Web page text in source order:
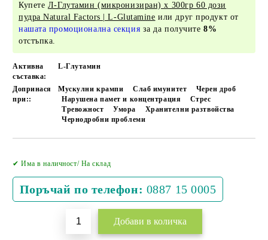
Купете Л-Глутамин (микронизиран) х 300гр 60 дози
пудра Natural Factors | L-Glutamine или друг продукт от
нашата промоционална секция за да получите8%
отстъпка.
Активна
съставка:
L-Глутамин
Допринася
при::
Мускулни крампи Слаб имунитет
Черен дроб
Нарушена памет и концентрация
Стрес
Тревожност
Умора
Хранителни разтвойства
Чернодробни проблеми
✔ Има в наличност/ На склад
Поръчай по телефон: 0887 15 0005